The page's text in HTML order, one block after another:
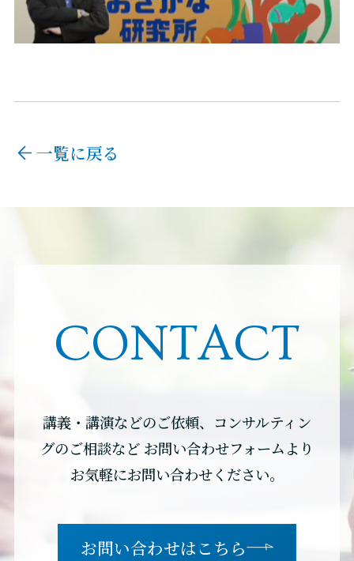
一覧に戻る
CONTACT
講義・講演などのご依頼、コンサルティン
グのご相談など お問い合わせフォームより
お気軽にお問い合わせください。
お問い合わせはこちら